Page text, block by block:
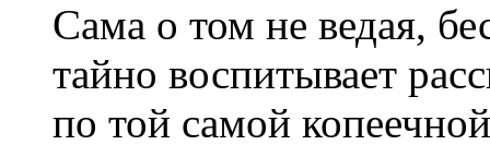
Сама о том не ведая,
тайно воспитывает
по той самой